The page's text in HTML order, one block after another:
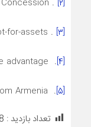
[۲] . Concession
[۳] . debt-for-assets
[۴] . competitive advantage
[۵] . Gazprom Armenia
تعداد بازدید :